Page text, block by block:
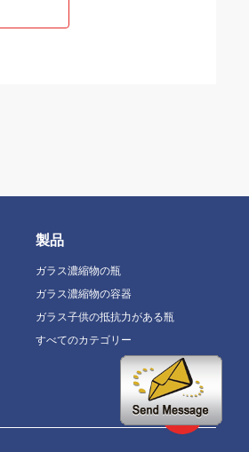
製品
ガラス濃縮物の瓶
ガラス濃縮物の容器
ガラス子供の抵抗力がある瓶
すべてのカテゴリー